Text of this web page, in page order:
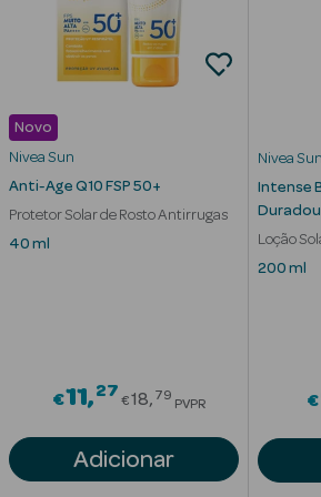
Cuidados de
Mãos
Solares de
Rosto
Protetores
Novo
Nivea Sun
Anti-Age Q10 FSP 50+
Protetor Solar de Rosto Antirrugas
40 ml
€11 27Price reduced
€18 79
PVPR
Adicionar
Nivea Sun
Intense
Loção
Cenoura
200 ml
€